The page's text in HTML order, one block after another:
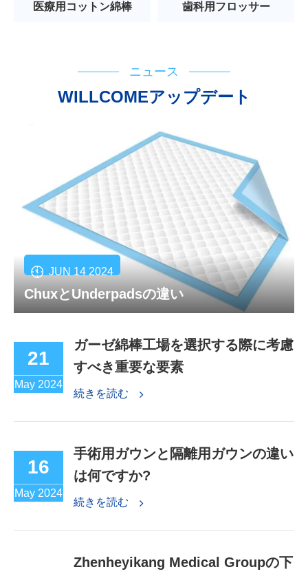
医療用コットン綿棒 歯科用フロッサー
ニュース
WILLCOMEアップデート
JUN 14 2024
ChuxとUnderpadsの違い
21
May 2024
ガーゼ綿棒工場を選択する際に考慮
すべき重要な要素
続きを読む
16
May 2024
手術用ガウンと隔離用ガウンの違い
は何ですか?
続きを読む
Zhenheyikang Medical Groupの下